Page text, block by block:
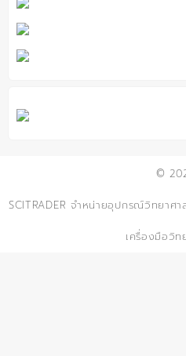
©
SCITRADER จำหน่ายอุปกรณ์วิทยาศ
เครื่องมือวิท